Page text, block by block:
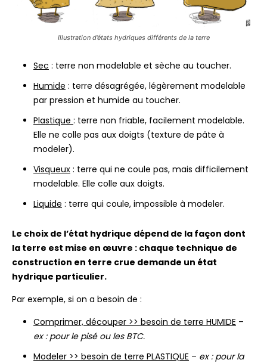
Illustration d’états hydriques différents de la terre
Sec : terre non modelable et sèche au toucher.
Humide : terre désagrégée, légèrement modelable
par pression et humide au toucher.
Plastique : terre non friable, facilement modelable.
Elle ne colle pas aux doigts (texture de pâte à
modeler).
Visqueux : terre qui ne coule pas, mais difficilement
modelable. Elle colle aux doigts.
Liquide : terre qui coule, impossible à modeler.
Le choix de l’état hydrique dépend de la façon dont
la terre est mise en œuvre : chaque technique de
construction en terre crue demande un état
hydrique particulier.
Par exemple, si on a besoin de :
Comprimer, découper >> besoin de terre HUMIDE –
ex : pour le pisé ou les BTC.
Modeler >> besoin de terre PLASTIQUE – ex : pour la